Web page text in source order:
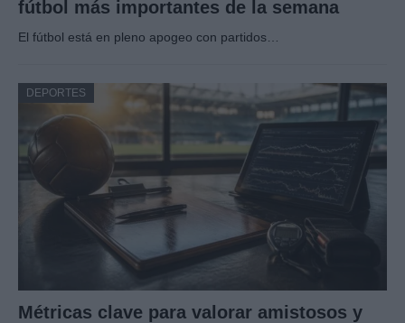
fútbol más importantes de la semana
El fútbol está en pleno apogeo con partidos…
DEPORTES
Métricas clave para valorar amistosos y